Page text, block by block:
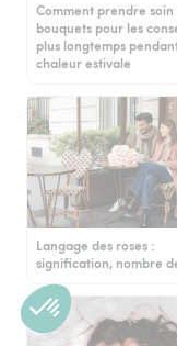
Comment prendre soin
bouquets pour les
plus longtemps
chaleur estivale
Langage des roses :
signification, nombre